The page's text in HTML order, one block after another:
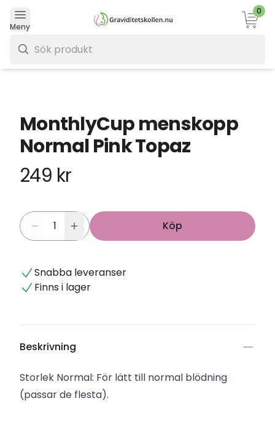
Meny
0
MonthlyCup menskopp
Normal Pink Topaz
249 kr
Köp
Snabba leveranser
Finns i lager
Beskrivning
Storlek Normal: För lätt till normal blödning
(passar de flesta).